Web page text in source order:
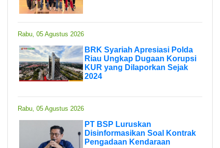
Rabu, 05 Agustus 2026
BRK Syariah Apresiasi Polda
Riau Ungkap Dugaan Korupsi
KUR yang Dilaporkan Sejak
2024
Rabu, 05 Agustus 2026
PT BSP Luruskan
Disinformasikan Soal Kontrak
Pengadaan Kendaraan